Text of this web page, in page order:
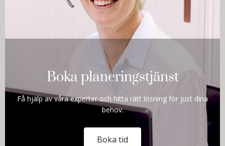
Boka planeringstjänst
Få hjälp av våra experter och hitta rätt lösning för just dina
behov.
Boka tid